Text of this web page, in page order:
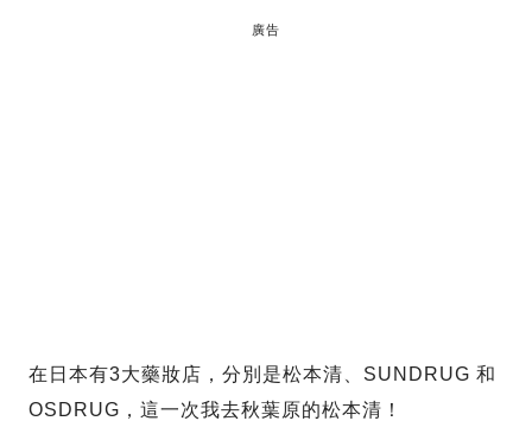
廣告
在日本有3大藥妝店，分別是松本清、SUNDRUG 和
OSDRUG，這一次我去秋葉原的松本清！